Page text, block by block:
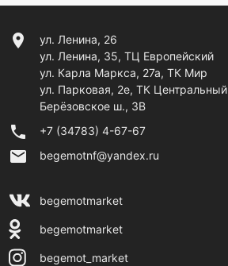
location_on
ул. Ленина, 26
ул. Ленина, 35, ТЦ Европейский
ул. Карла Маркса, 27а, ТК Мир
ул. Парковая, 2е, ТК Центральный
Берёзовское ш., 3В
phone +7 (34783) 4-67-67
email begemotnf@yandex.ru
begemotmarket
begemotmarket
begemot_market